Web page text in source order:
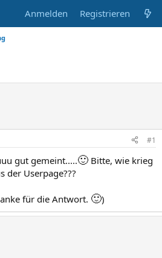
Anmelden Registrieren
#1
gut gemeint.....🙂 Bitte, wie krieg
der Userpage???
für die Antwort. 🙂)